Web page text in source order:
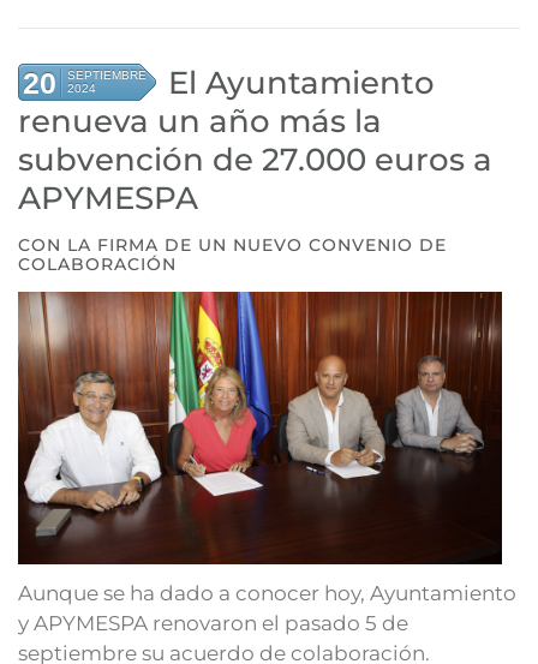
20
SEPTIEMBRE
2024
El Ayuntamiento
renueva un año más la
subvención de 27.000 euros a
APYMESPA
CON LA FIRMA DE UN NUEVO CONVENIO DE
COLABORACIÓN
Aunque se ha dado a conocer hoy, Ayuntamiento
y APYMESPA renovaron el pasado 5 de
septiembre su acuerdo de colaboración.